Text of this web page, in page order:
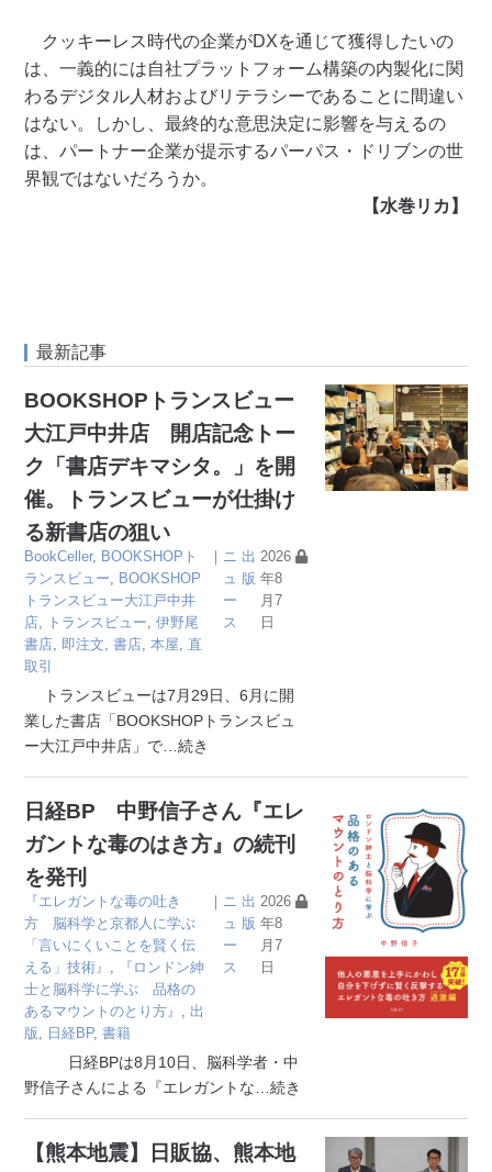
クッキーレス時代の企業がDXを通じて獲得したいの
は、一義的には自社プラットフォーム構築の内製化に関
わるデジタル人材およびリテラシーであることに間違い
はない。しかし、最終的な意思決定に影響を与えるの
は、パートナー企業が提示するパーパス・ドリブンの世
界観ではないだろうか。
【水巻リカ】
最新記事
BOOKSHOPトランスビュー
大江戸中井店 開店記念トー
ク「書店デキマシタ。」を開
催。トランスビューが仕掛け
る新書店の狙い
BookCeller, BOOKSHOPト
ランスビュー
BOOKSHOP
トランスビュー大江戸中井
店
トランスビュー ,伊野尾
書店 即注文 ,書店 ,本屋
直
取引
｜ ニ
ュ
ー
ス
出
版
2026
年8
月7
日
トランスビューは7月29日、6月に開
業した書店「BOOKSHOPトランスビュ
ー大江戸中井店」で …続き
日経BP 中野信子さん『エレ
ガントな毒のはき方』の続刊
を発刊
『エレガントな毒の吐き
方 脳科学と京都人に学ぶ
「言いにくいことを賢く伝
える」技術』
『ロンドン紳
士と脳科学に学ぶ 品格の
あるマウントのとり方』
出
版
日経BP,書籍
｜ ニ
ュ
ー
ス
出
版
2026
年8
月7
日
日経BPは8月10日、脳科学者・中
野信子さんによる『エレガントな …続き
【熊本地震】日販協、熊本地